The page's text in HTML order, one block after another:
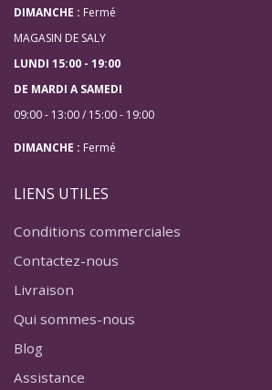
DIMANCHE : Fermé
MAGASIN DE SALY
LUNDI 15:00 - 19:00
DE MARDI A SAMEDI
09:00 - 13:00 / 15:00 - 19:00
DIMANCHE : Fermé
LIENS UTILES
Conditions commerciales
Contactez-nous
Livraison
Qui sommes-nous
Blog
Assistance